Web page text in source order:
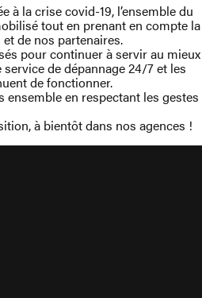
à la crise covid-19, l’ensemble du
tout en prenant en compte la
de nos partenaires.
pour continuer à servir au mieux
de dépannage 24/7 et les
de fonctionner.
en respectant les gestes
à bientôt dans nos agences !